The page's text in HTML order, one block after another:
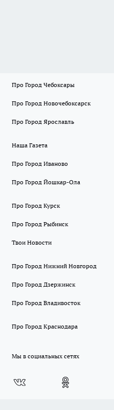
Про Город Чебоксары
Про Город Новочебоксарск
Про Город Ярославль
Наша Газета
Про Город Иваново
Про Город Йошкар-Ола
Про Город Курск
Про Город Рыбинск
Твои Новости
Про Город Нижний Новгород
Про Город Дзержинск
Про Город Владивосток
Про Город Краснодара
Мы в социальных сетях